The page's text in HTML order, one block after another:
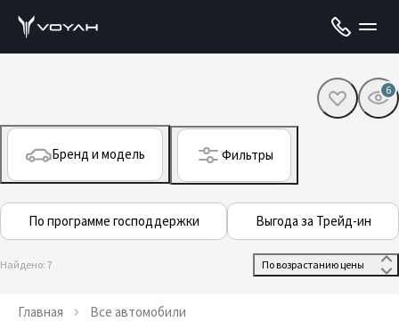
6
Бренд и модель Фильтры
По программе господдержки Выгода за Трейд-ин
Найдено: 7
Главная Все автомобили